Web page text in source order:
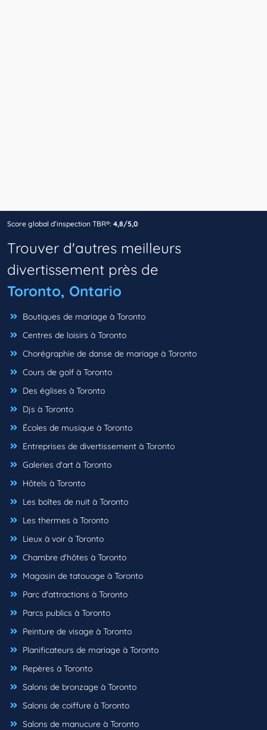
Score global d’inspection TBR®: 4,8/5,0
Trouver d'autres meilleurs
divertissement près de
Toronto, Ontario
Boutiques de mariage à Toronto
Centres de loisirs à Toronto
Chorégraphie de danse de mariage à Toronto
Cours de golf à Toronto
Des églises à Toronto
Djs à Toronto
Écoles de musique à Toronto
Entreprises de divertissement à Toronto
Galeries d'art à Toronto
Hôtels à Toronto
Les boîtes de nuit à Toronto
Les thermes à Toronto
Lieux à voir à Toronto
Chambre d'hôtes à Toronto
Magasin de tatouage à Toronto
Parc d'attractions à Toronto
Parcs publics à Toronto
Peinture de visage à Toronto
Planificateurs de mariage à Toronto
Repères à Toronto
Salons de bronzage à Toronto
Salons de coiffure à Toronto
Salons de manucure à Toronto